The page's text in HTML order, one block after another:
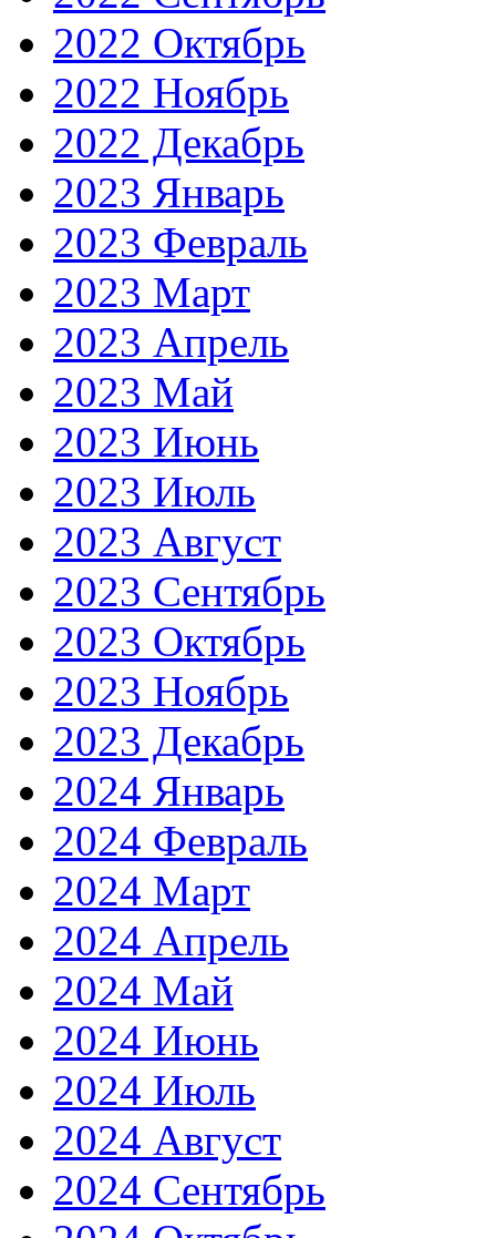
2022 Октябрь
2022 Ноябрь
2022 Декабрь
2023 Январь
2023 Февраль
2023 Март
2023 Апрель
2023 Май
2023 Июнь
2023 Июль
2023 Август
2023 Сентябрь
2023 Октябрь
2023 Ноябрь
2023 Декабрь
2024 Январь
2024 Февраль
2024 Март
2024 Апрель
2024 Май
2024 Июнь
2024 Июль
2024 Август
2024 Сентябрь